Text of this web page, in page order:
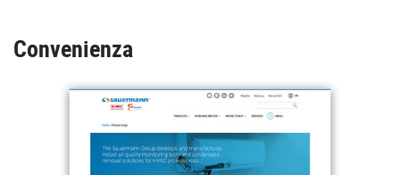
Convenienza